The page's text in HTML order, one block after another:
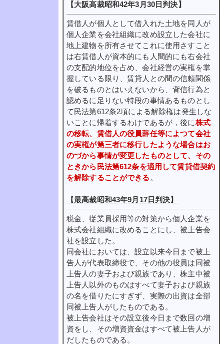
【大阪高裁昭和42年3月30日判決】
賃借人が個人として借入れた土地を同人が
個人企業を会社組織に改め設立した会社に
地上建物を所有させてこれに使用さすこと
は右賃借人が資本的にも人間的にも右会社
の支配的地位を占め、会社経営の実権を掌
握している限り、賃貸人との間の信頼関係
を破るものとはいえないから、背信行為と
認めるに足りない特段の事情あるものとし
て民法第612条2項による解除権は発生しな
いことに帰着するわけであるが，後に株式
の移転、賃借人の役員辞任等によつて会社
の実権が第三者に移行したような場合はお
のづから事情が変更したものとして、その
ときから民法第612条を適用して賃貸借契約
を解除することができる 。
【最高裁昭和43年9月17日判決】
税金、従業員採用等の対策から個人企業を
株式会社組織に改めることにし、被上告会
社を設立した。
同会社においては、設立以来今日まで被上
告人が代表取締役で、その他の役員は同被
上告人の妻子および親族であり、株主中被
上告人以外のものはすべて妻子および親族
の名を借りたにすぎず、実際の出資は全部
同被上告人がしたものである。
被上告会社はその設立後今日まで数回の増
資をし、その増資資金はすべて被上告人が
だしたものである。